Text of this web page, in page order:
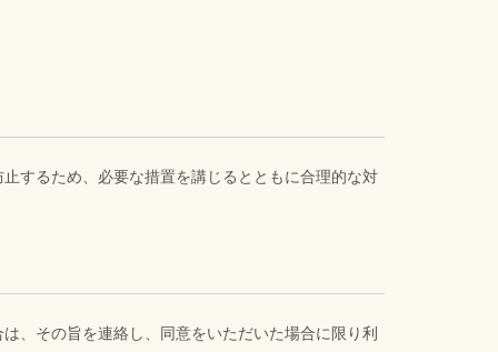
するため、必要な措置を講じるとともに合理的な対
、その旨を連絡し、同意をいただいた場合に限り利